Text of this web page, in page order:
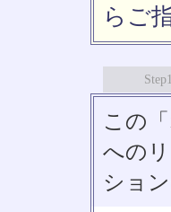
らご
この
への
ショ